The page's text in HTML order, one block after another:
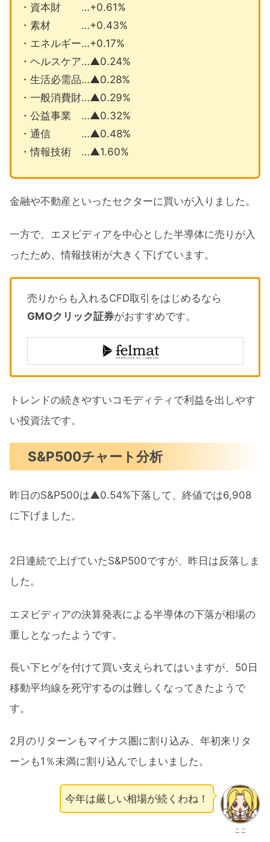
・資本財 …+0.61%
・素材 …+0.43%
・エネルギー…+0.17%
・ヘルスケア…▲0.24%
・生活必需品…▲0.28%
・一般消費財…▲0.29%
・公益事業 …▲0.32%
・通信 …▲0.48%
・情報技術 …▲1.60%
金融や不動産といったセクターに買いが入りました。
一方で、エヌビディアを中心とした半導体に売りが入
ったため、情報技術が大きく下げています。
売りからも入れるCFD取引をはじめるなら
GMOクリック証券がおすすめです。
トレンドの続きやすいコモディティで利益を出しやす
い投資法です。
S&P500チャート分析
昨日のS&P500は▲0.54%下落して、終値では6,908
に下げました。
2日連続で上げていたS&P500ですが、昨日は反落しま
した。
エヌビディアの決算発表による半導体の下落が相場の
重しとなったようです。
長い下ヒゲを付けて買い支えられてはいますが、50日
移動平均線を死守するのは難しくなってきたようで
す。
2月のリターンもマイナス圏に割り込み、年初来リタ
ーンも1％未満に割り込んでしまいました。
ここ
今年は厳しい相場が続くわね！